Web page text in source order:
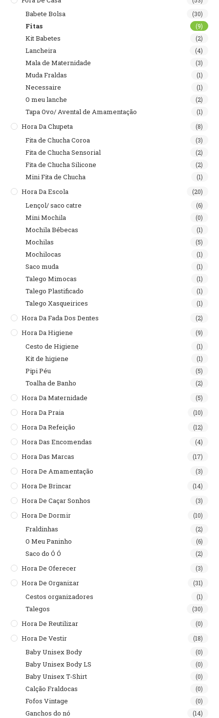
Babete Bolsa (30)
Fitas (9)
Kit Babetes (2)
Lancheira (4)
Mala de Maternidade (3)
Muda Fraldas (1)
Necessaire (1)
O meu lanche (2)
Tapa Ovo/ Avental de Amamentação (1)
Hora Da Chupeta (8)
Fita de Chucha Coroa (3)
Fita de Chucha Sensorial (2)
Fita de Chucha Silicone (2)
Mini Fita de Chucha (1)
Hora Da Escola (20)
Lençol/ saco catre (6)
Mini Mochila (0)
Mochila Bébecas (1)
Mochilas (5)
Mochilocas (1)
Saco muda (1)
Talego Mimocas (1)
Talego Plastificado (1)
Talego Xasqueirices (1)
Hora Da Fada Dos Dentes (2)
Hora Da Higiene (9)
Cesto de Higiene (1)
Kit de higiene (1)
Pipi Péu (5)
Toalha de Banho (2)
Hora Da Maternidade (5)
Hora Da Praia (10)
Hora Da Refeição (12)
Hora Das Encomendas (4)
Hora Das Marcas (17)
Hora De Amamentação (3)
Hora De Brincar (14)
Hora De Caçar Sonhos (3)
Hora De Dormir (10)
Fraldinhas (2)
O Meu Paninho (6)
Saco do Ó Ó (2)
Hora De Oferecer (3)
Hora De Organizar (31)
Cestos organizadores (1)
Talegos (30)
Hora De Reutilizar (0)
Hora De Vestir (18)
Baby Unisex Body (0)
Baby Unisex Body LS (0)
Baby Unisex T-Shirt (0)
Calção Fraldocas (0)
Fofos Vintage (0)
Ganchos do nó (14)